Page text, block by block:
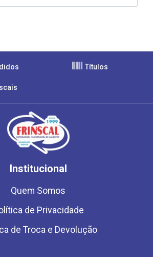
Títulos
Institucional
Quem Somos
de Privacidade
de Troca e Devolução